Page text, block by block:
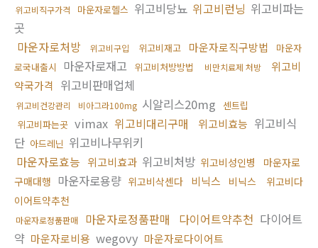
위고비직구가격 마운자로헬스 위고비당뇨 위고비런닝 위고비파는
곳
마운자로처방
위고비구입 위고비재고 마운자로직구방법
마운자
로국내출시
마운자로재고 위고비처방방법 비만치료제 처방
위고비
약국가격 위고비판매업체
위고비건강관리 비아그라100mg 시알리스20mg
센트립
위고비파는곳 vimax 위고비대리구매 위고비효능 위고비식
단 아드레닌 위고비나무위키
마운자로효능 위고비효과 위고비처방 위고비성인병
마운자로
구매대행 마운자로용량 위고비삭센다 비닉스 비닉스
위고비다
이어트약추천
마운자로정품판매 마운자로정품판매 다이어트약추천 다이어트
약 마운자로비용 wegovy 마운자로다이어트